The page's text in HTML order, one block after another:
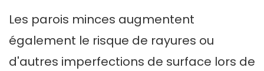
Les parois minces augmentent
également le risque de rayures ou
d'autres imperfections de surface lors de